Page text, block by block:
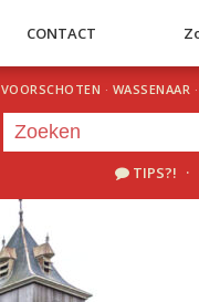
CONTACT
VOORSCHOTEN · WASSENAAR ·
TIPS?! ·
22.00